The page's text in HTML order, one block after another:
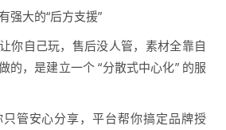
强大的“后方支援”
你自己玩，售后没人管，素材全靠自
的，是建立一个 “分散式中心化” 的服
管安心分享，平台帮你搞定品牌授